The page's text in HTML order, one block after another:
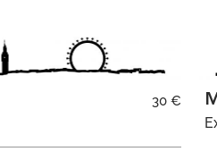
30 €